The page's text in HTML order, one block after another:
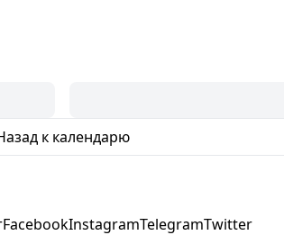
к календарю
FacebookInstagramTelegramTwitter